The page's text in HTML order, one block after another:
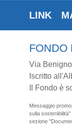
LINK
FONDO
Via
Iscritto
Il Fondo è
Messaggio
sulla sostenibilità"
sezione